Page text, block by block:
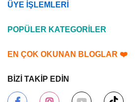
ÜYE İŞLEMLERİ
POPÜLER KATEGORİLER
EN ÇOK OKUNAN BLOGLAR ❤️
BİZİ TAKİP EDİN